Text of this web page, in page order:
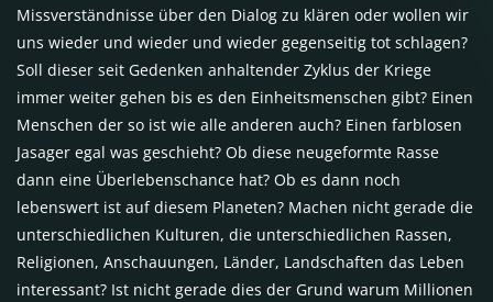
Missverständnisse über den Dialog zu klären oder wollen wir
uns wieder und wieder und wieder gegenseitig tot schlagen?
Soll dieser seit Gedenken anhaltender Zyklus der Kriege
immer weiter gehen bis es den Einheitsmenschen gibt? Einen
Menschen der so ist wie alle anderen auch? Einen farblosen
Jasager egal was geschieht? Ob diese neugeformte Rasse
dann eine Überlebenschance hat? Ob es dann noch
lebenswert ist auf diesem Planeten? Machen nicht gerade die
unterschiedlichen Kulturen, die unterschiedlichen Rassen,
Religionen, Anschauungen, Länder, Landschaften das Leben
interessant? Ist nicht gerade dies der Grund warum Millionen